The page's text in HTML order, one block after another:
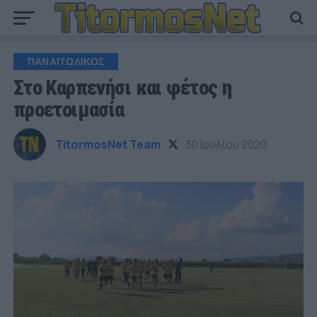
ΠΑΝΑΙΤΩΛΙΚΟΣ
Στο Καρπενήσι και φέτος η
προετοιμασία
TitormosNet Team 30 Ιουλίου 2020